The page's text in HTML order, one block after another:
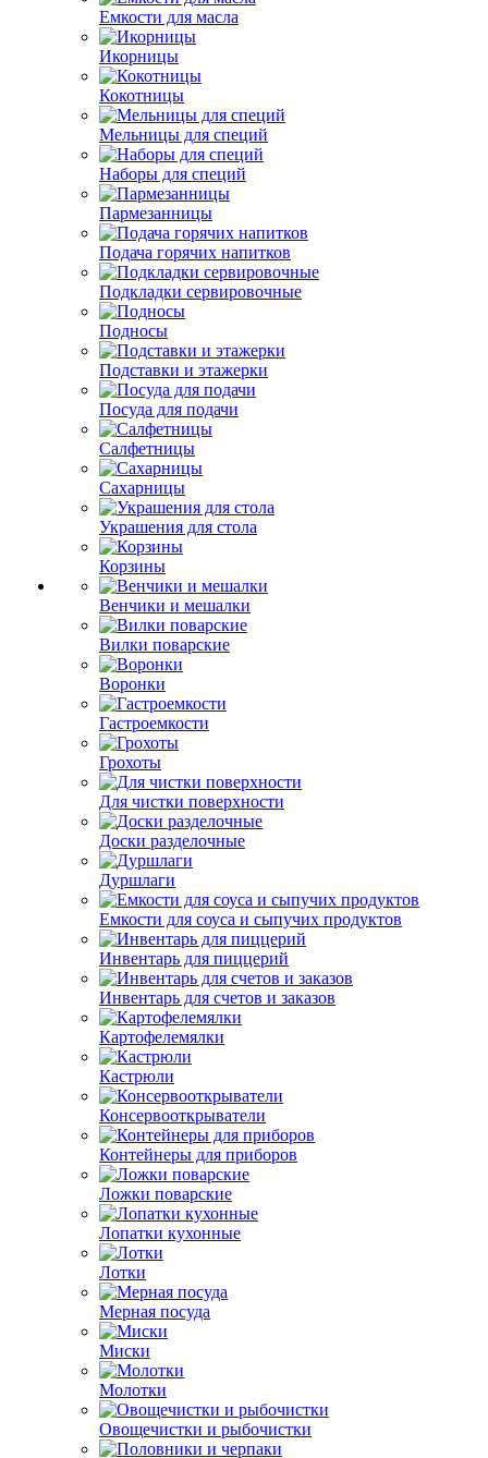
Емкости для масла
Икорницы
Кокотницы
Мельницы для специй
Наборы для специй
Пармезанницы
Подача горячих напитков
Подкладки сервировочные
Подносы
Подставки и этажерки
Посуда для подачи
Салфетницы
Сахарницы
Украшения для стола
Корзины
Венчики и мешалки
Вилки поварские
Воронки
Гастроемкости
Грохоты
Для чистки поверхности
Доски разделочные
Дуршлаги
Емкости для соуса и сыпучих продуктов
Инвентарь для пиццерий
Инвентарь для счетов и заказов
Картофелемялки
Кастрюли
Консервооткрыватели
Контейнеры для приборов
Ложки поварские
Лопатки кухонные
Лотки
Мерная посуда
Миски
Молотки
Овощечистки и рыбочистки